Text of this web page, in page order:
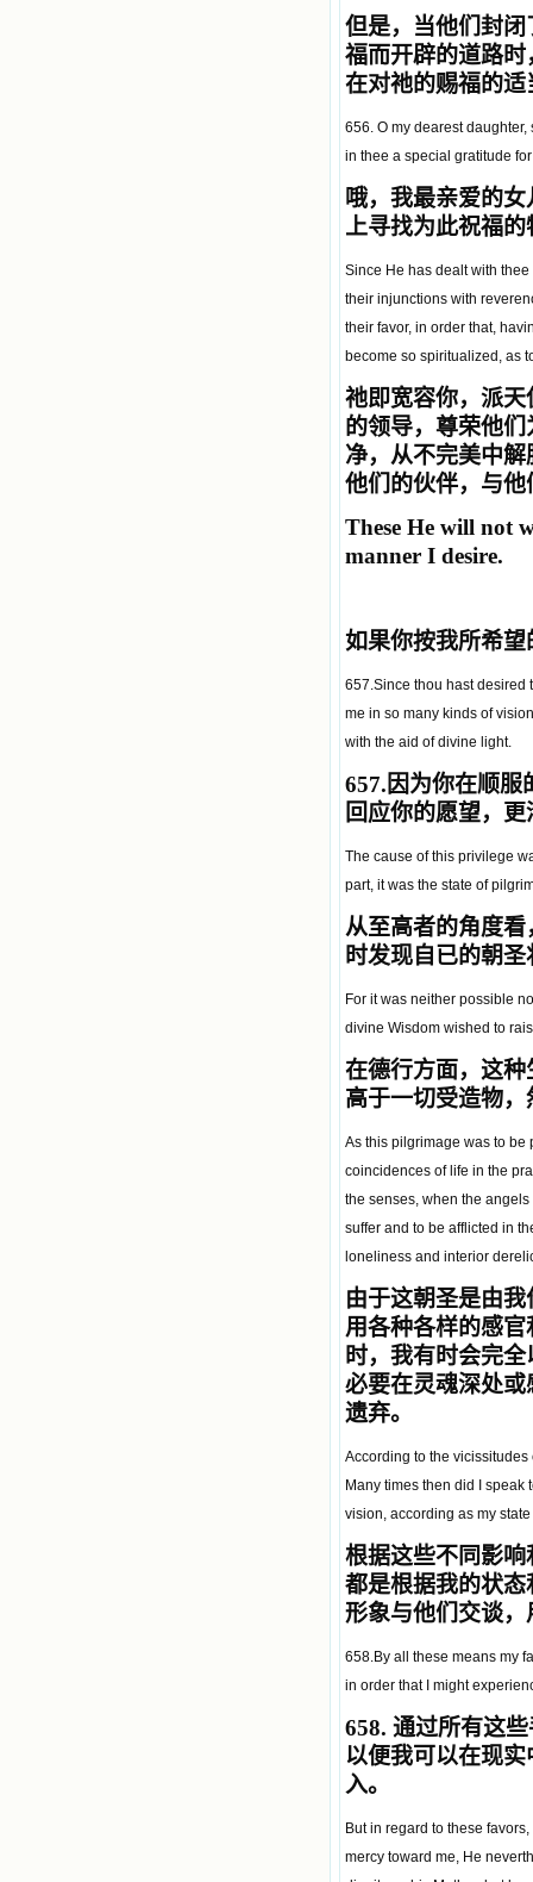
但是，当他们封
福而开辟的道路
在对祂的赐福的
656. O my dearest
in thee a special gratitude
哦，我最亲爱的
上寻找为此祝福的
Since He has dealt with
their injunctions with
their favor, in order that,
become so spiritualized, as
祂即宽容你，派
的领导，尊荣他
净，从不完美中
他们的伙伴，与
These He will not
manner I desire.
如果你按我所希
657.Since thou hast desired
me in so many kinds of
with the aid of divine light.
657. 因为你在顺
回应你的愿望，
The cause of this privilege
part, it was the state of
从至高者的角度
时发现自已的朝圣
For it was neither possible
divine Wisdom wished to
在德行方面，这
高于一切受造物
As this pilgrimage was to be
coincidences of life in the
the senses, when the
suffer and to be afflicted in
loneliness and interior
由于这朝圣是由
用各种各样的感
时，我有时会完
必要在灵魂深处
遗弃。
According to the
Many times then did I
vision, according as my
根据这些不同影
都是根据我的状
形象与他们交谈
658.By all these means my
in order that I might
658. 通过所有这
以便我可以在现
入。
But in regard to these
mercy toward me, He